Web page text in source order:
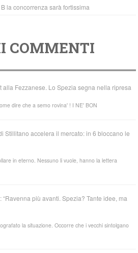
la concorrenza sarà fortissima
COMMENTI
alla Fezzanese. Lo Spezia segna nella ripresa
dire che a semo rovina' ! I NE' BON
Stillitano accelera il mercato: in 6 bloccano le
in eterno. Nessuno li vuole, hanno la lettera
“Ravenna più avanti. Spezia? Tante idee, ma
la situazione. Occorre che i vecchi sintolgano